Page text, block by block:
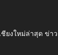
ยงใหม่ล่าสุด ข่าว